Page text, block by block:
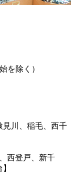
を除く）
見川、稲毛、西千
西登戸、新千